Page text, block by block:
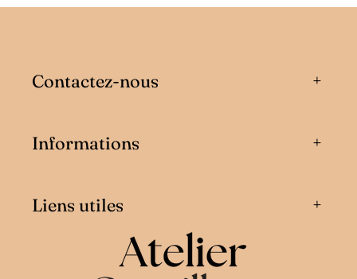
Contactez-nous
Informations
Liens utiles